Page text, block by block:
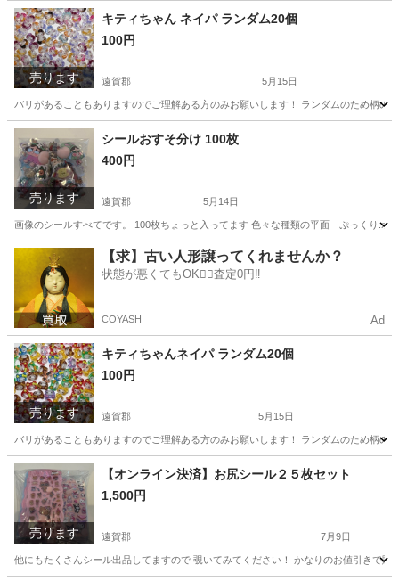
売ります
キティちゃん ネイパ ランダム20個
100円
遠賀郡 5月15日
バリがあることもありますのでご理解ある方のみお願いします！ ランダムのため柄の
福岡 遠賀郡 キティちゃん
売ります
シールおすそ分け 100枚
400円
遠賀郡 5月14日
画像のシールすべてです。 100枚ちょっと入ってます 色々な種類の平面 ぷっくり.ボ
その他 種類
【求】古い人形譲ってくれませんか？
状態が悪くてもOK🙆‍♀️査定0円‼️
COYASH Ad
売ります
キティちゃんネイパ ランダム20個
100円
遠賀郡 5月15日
バリがあることもありますのでご理解ある方のみお願いします！ ランダムのため柄の
福岡 遠賀郡 その他 キティちゃん
売ります
【オンライン決済】お尻シール２５枚セット
1,500円
遠賀郡 7月9日
他にもたくさんシール出品してますので 覗いてみてください！ かなりのお値引きで